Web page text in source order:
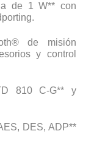
de 1 W** con
de misión
y control
810 C-G** y
DES, ADP**